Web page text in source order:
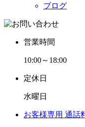
ブログ
営業時間
10:00～18:00
定休日
水曜日
お客様専用 通話